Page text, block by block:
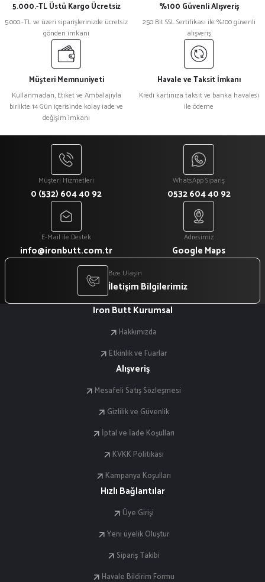
Ürün resmi kalitesiz, bozuk veya görüntülenemiyor.
Ürün açıklamasında eksik bilgiler bulunuyor.
Ürün bilgilerinde hatalar bulunuyor.
Ürün fiyatı diğer sitelerden daha pahalı.
Bu ürüne benzer farklı alternatifler olmalı.
5.000.-TL Üstü Kargo Ücretsiz
5.000.-TL ve üzeri siparişlerinizde ücretsiz
gönderi imkanı
%100 Güvenli Alışveriş
250 Bit SSL Sertifikası ile %100 güvenli
alışveriş
Müşteri Memnuniyeti
Kullanmadan, Etiket ve Ambalajıyla
birlikte 14 Gün içerisinde kolay iade ve
değişim imkanı
Havale ve Taksit İmkanı
Kredi kartınıza taksit ve banka havalesi
ile ödeme
Müşteri Hizmetleri
0 (532) 604 40 92
WhatsApp Sipariş
0532 604 40 92
E-Mail ile Destek
info@ironbutt.com.tr
Adresimiz
Google Maps
Bize Ulaşın
İletişim Bilgilerimiz
Iron Butt Kurumsal
Hakkımızda
Etkinlik ve Fuarlar
Alışveriş
Mesafeli Satış Sözleşmesi
Gizlilik ve Güvenlik
İptal ve İade Koşulları
KVKK Politikası
Kampanya Koşulları
Hızlı Bağlantılar
Üye Girişi
Yeni üyelik Oluştur
Sipariş Takibi
Havale Bildirim Formu